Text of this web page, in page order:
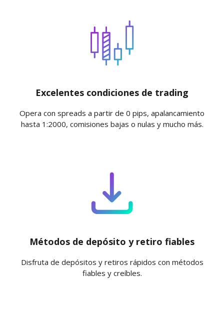
Excelentes condiciones de trading
Opera con spreads a partir de 0 pips, apalancamiento
hasta 1:2000, comisiones bajas o nulas y mucho más.
Métodos de depósito y retiro fiables
Disfruta de depósitos y retiros rápidos con métodos
fiables y creíbles.